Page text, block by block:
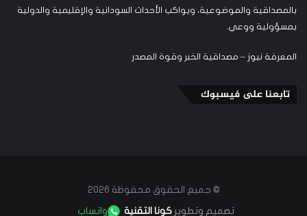
بالمصداقية والموضوعية، ويواكب الأحداث السودانية والإقليمية والدولية
بمسؤولية ووعي.
المعرفة نيوز – مصداقية الخبر وقوة المصدر
تابعنا على فيسبوك
© جميع الحقوق محفوظة 2026
تصميم وتطويركونا التقنية واتساب